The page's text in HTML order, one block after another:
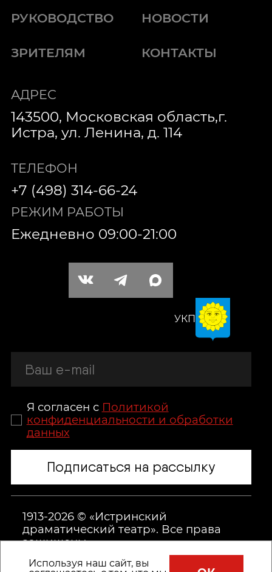
РУКОВОДСТВО НОВОСТИ
ЗРИТЕЛЯМ КОНТАКТЫ
АДРЕС
143500, Московская область,г.
Истра, ул. Ленина, д. 114
ТЕЛЕФОН
+7 (498) 314-66-24
РЕЖИМ РАБОТЫ
Ежедневно 09:00-21:00
УКП
Я согласен с Политикой
конфиденциальности и обработки
данных
Подписаться на рассылку
1913-2026 © «Истринский
драматический театр». Все права
защищены.
Используя наш сайт, вы